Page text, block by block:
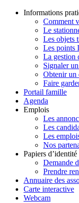
Informations
Comment
Le
Les objets
Les points
La gestion
Signaler
Obtenir un
Faire
Portail famille
Agenda
Emplois
Les
Les
Les
Nos
Papiers d’identité
Demande
Prendre
Annuaire des
Carte interactive
Webcam